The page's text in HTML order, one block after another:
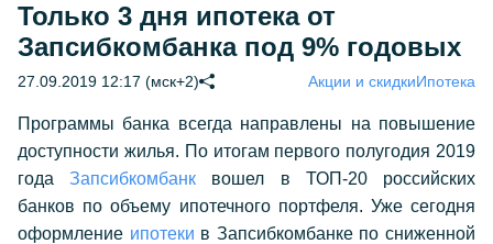
Только 3 дня ипотека от
Запсибкомбанка под 9% годовых
27.09.2019 12:17 (мск+2) Акции и скидкиИпотека
Программы банка всегда направлены на повышение
доступности жилья. По итогам первого полугодия 2019
годаЗапсибкомбанк вошел в ТОП-20 российских
банков по объему ипотечного портфеля. Уже сегодня
оформление ипотеки в Запсибкомбанке по сниженной